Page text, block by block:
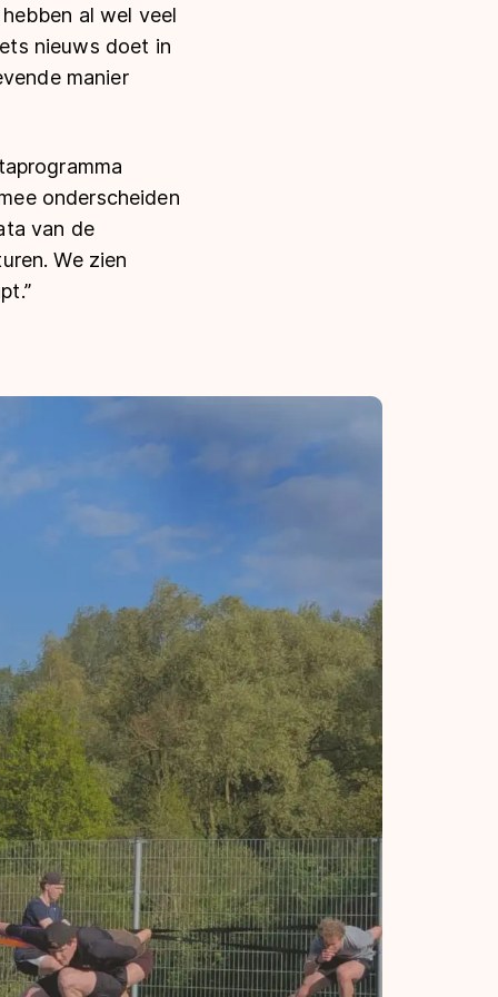
al wel veel
nieuws doet in
manier
onderscheiden
van de
We zien